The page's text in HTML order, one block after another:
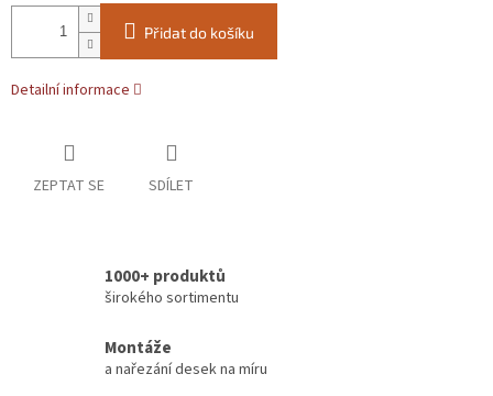
Přidat do košíku
Detailní informace
ZEPTAT SE SDÍLET
1000+ produktů
širokého sortimentu
Montáže
a nařezání desek na míru